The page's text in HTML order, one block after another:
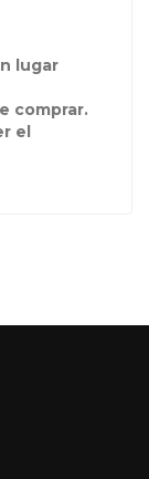
lugar
comprar.
el